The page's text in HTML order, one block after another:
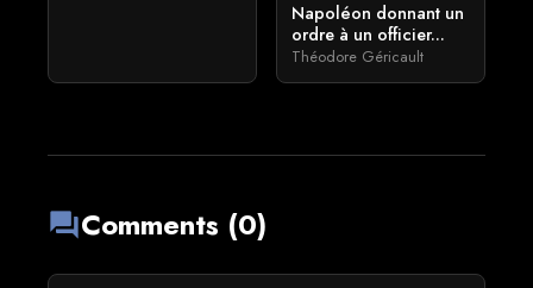
Napoléon donnant un
ordre à un officier...
Théodore Géricault
forumComments (0)